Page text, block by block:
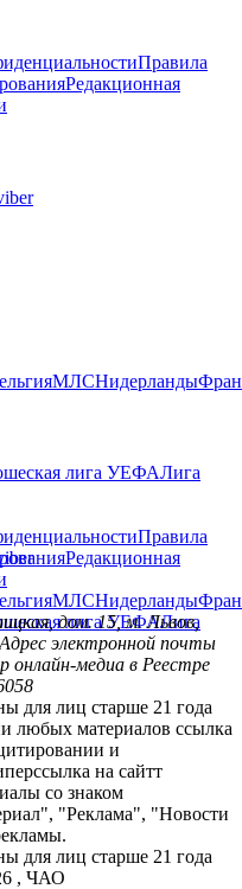
Правила
Редакционная
МЛСНидерланды
лига УЕФАЛига
Правила
Редакционная
МЛСНидерланды
лига УЕФАЛига
дом. 15, м. Львов,
Адрес электронной почты
медиа в Реестре
для лиц старше 21 года
любых материалов ссылка
и
на сайтт
со знаком
"Реклама", "Новости
для лиц старше 21 года
, ЧАО